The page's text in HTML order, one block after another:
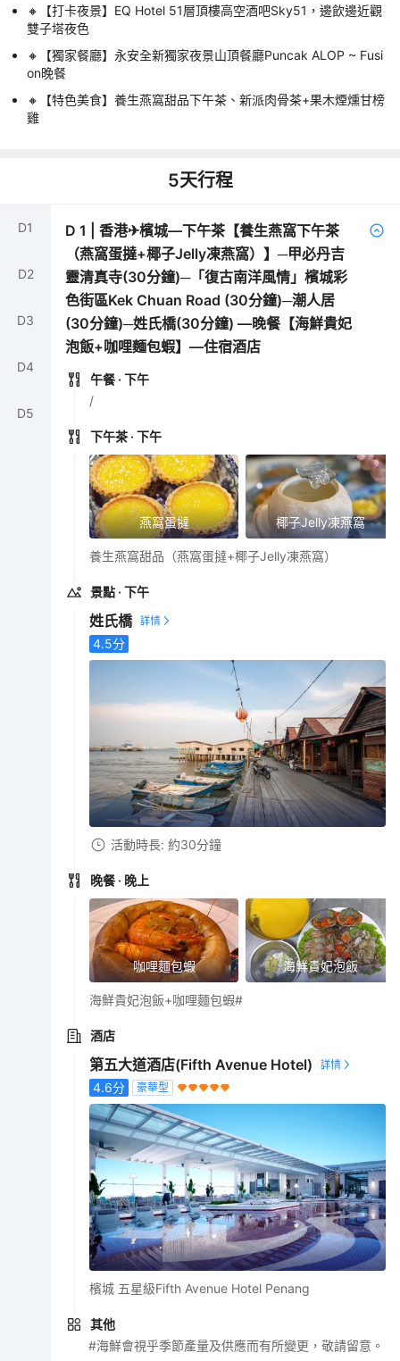
🔸【打卡夜景】EQ Hotel 51層頂樓高空酒吧Sky51，邊飲邊近觀
雙子塔夜色
🔸【獨家餐廳】永安全新獨家夜景山頂餐廳Puncak ALOP ~ Fusi
on晚餐
🔸【特色美食】養生燕窩甜品下午茶、新派肉骨茶+果木煙燻甘榜
雞
5天行程
D1
D2
D3
D4
D5
D1 |香港✈檳城—下午茶【養生燕窩下午茶
（燕窩蛋撻+椰子Jelly凍燕窩）】─甲必丹吉
靈清真寺(30分鐘)─「復古南洋風情」檳城彩
色街區Kek Chuan Road (30分鐘)─潮人居
(30分鐘)─姓氏橋(30分鐘) —晚餐【海鮮貴妃
泡飯+咖哩麵包蝦】—住宿酒店
午餐 · 下午
/
下午茶 · 下午
燕窩蛋撻 椰子Jelly凍燕窩
養生燕窩甜品（燕窩蛋撻+椰子Jelly凍燕窩）
景點 · 下午
姓氏橋
4.5分
活動時長: 約30分鐘
晚餐 · 晚上
咖哩麵包蝦 海鮮貴妃泡飯
海鮮貴妃泡飯+咖哩麵包蝦#
酒店
第五大道酒店(Fifth Avenue Hotel)
4.6分 豪華型
檳城 五星級Fifth Avenue Hotel Penang
其他
#海鮮會視乎季節產量及供應而有所變更，敬請留意。